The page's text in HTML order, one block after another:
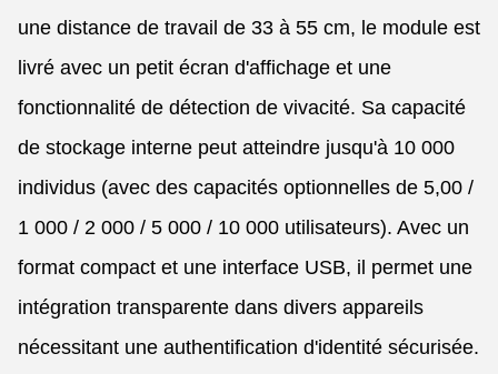
une distance de travail de 33 à 55 cm, le module est
livré avec un petit écran d'affichage et une
fonctionnalité de détection de vivacité. Sa capacité
de stockage interne peut atteindre jusqu'à 10 000
individus (avec des capacités optionnelles de 5,00 /
1 000 / 2 000 / 5 000 / 10 000 utilisateurs). Avec un
format compact et une interface USB, il permet une
intégration transparente dans divers appareils
nécessitant une authentification d'identité sécurisée.